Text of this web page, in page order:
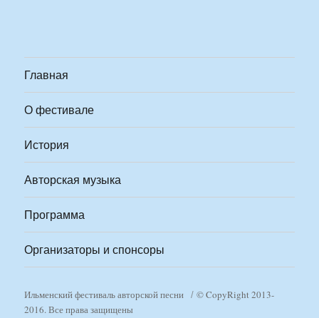
Главная
О фестивале
История
Авторская музыка
Программа
Организаторы и спонсоры
Ильменский фестиваль авторской песни
© CopyRight 2013-
2016. Все права защищены